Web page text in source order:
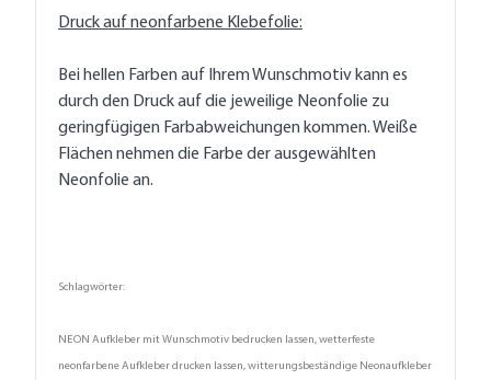
Druck auf neonfarbene Klebefolie:
Bei hellen Farben auf Ihrem Wunschmotiv kann es
durch den Druck auf die jeweilige Neonfolie zu
geringfügigen Farbabweichungen kommen. Weiße
Flächen nehmen die Farbe der ausgewählten
Neonfolie an.
Schlagwörter:
NEON Aufkleber mit Wunschmotiv bedrucken lassen, wetterfeste
neonfarbene Aufkleber drucken lassen, witterungsbeständige Neonaufkleber